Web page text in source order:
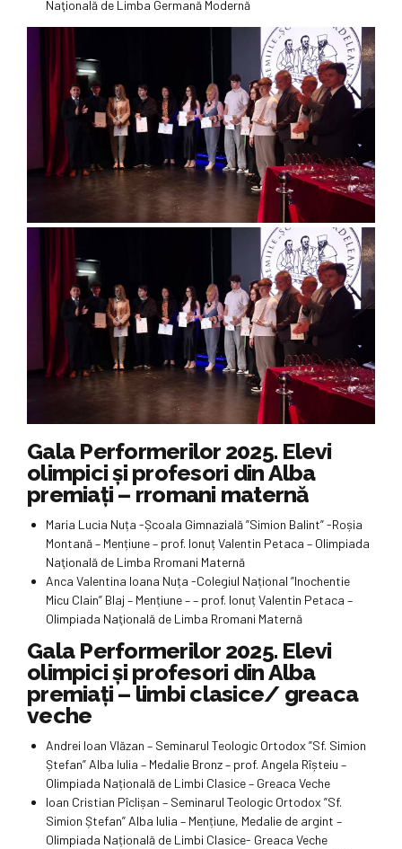
Naţională de Limba Germană Modernă
Gala Performerilor 2025. Elevi
olimpici și profesori din Alba
premiați – rromani maternă
Maria Lucia Nuța -Școala Gimnazială ”Simion Balint” -Roșia
Montană – Mențiune – prof. Ionuț Valentin Petaca – Olimpiada
Naţională de Limba Rromani Maternă
Anca Valentina Ioana Nuța -Colegiul Național ”Inochentie
Micu Clain” Blaj – Mențiune – – prof. Ionuț Valentin Petaca –
Olimpiada Naţională de Limba Rromani Maternă
Gala Performerilor 2025. Elevi
olimpici și profesori din Alba
premiați – limbi clasice/ greaca
veche
Andrei Ioan Vlăzan – Seminarul Teologic Ortodox ”Sf. Simion
Ștefan” Alba Iulia – Medalie Bronz – prof. Angela Rîșteiu –
Olimpiada Națională de Limbi Clasice – Greaca Veche
Ioan Cristian Pîclișan – Seminarul Teologic Ortodox ”Sf.
Simion Ștefan” Alba Iulia – Mențiune, Medalie de argint –
Olimpiada Națională de Limbi Clasice- Greaca Veche